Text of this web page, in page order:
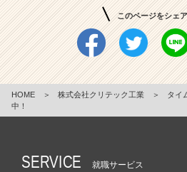
このページをシェ
HOME ＞ 株式会社クリテック工業 ＞ タイ
中！
SERVICE 就職サービス